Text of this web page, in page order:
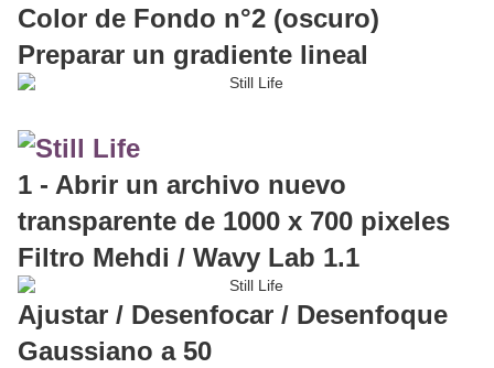
Color de Fondo n°2 (oscuro)
Preparar un gradiente lineal
1 - Abrir un archivo nuevo
transparente de 1000 x 700 pixeles
Filtro Mehdi / Wavy Lab 1.1
Ajustar / Desenfocar / Desenfoque
Gaussiano a 50